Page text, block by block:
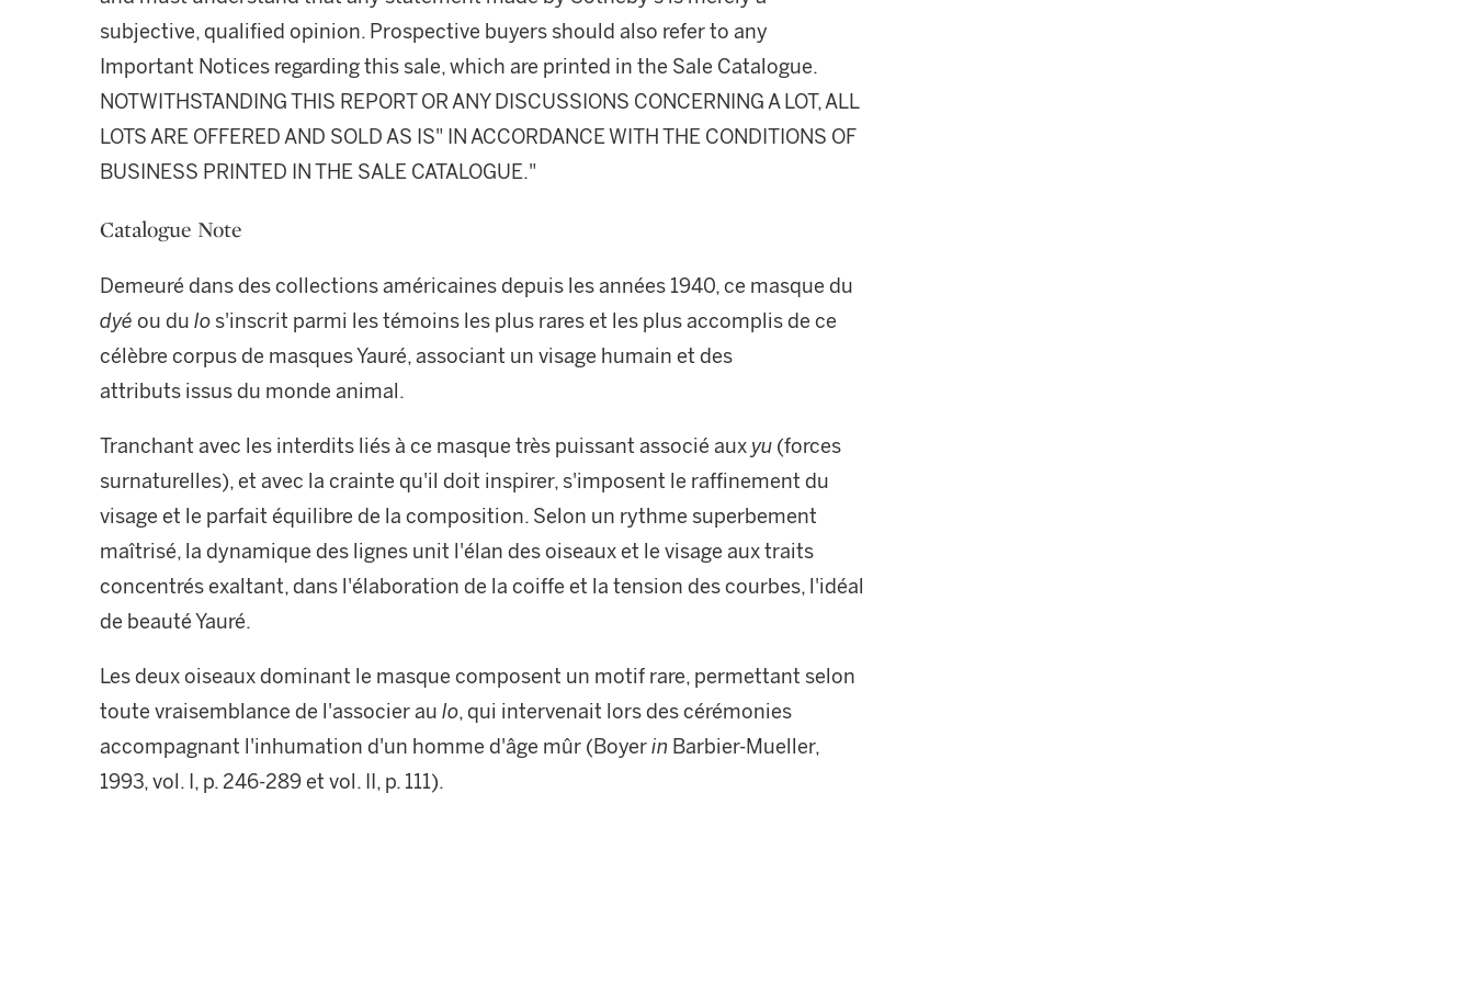
subjective, qualified opinion. Prospective buyers should also refer to any
Important Notices regarding this sale, which are printed in the Sale Catalogue.
NOTWITHSTANDING THIS REPORT OR ANY DISCUSSIONS CONCERNING A LOT, ALL
LOTS ARE OFFERED AND SOLD AS IS" IN ACCORDANCE WITH THE CONDITIONS OF
BUSINESS PRINTED IN THE SALE CATALOGUE."
Catalogue Note
Demeuré dans des collections américaines depuis les années 1940, ce masque du
dyé ou du lo s'inscrit parmi les témoins les plus rares et les plus accomplis de ce
célèbre corpus de masques Yauré, associant un visage humain et des
attributs issus du monde animal.
Tranchant avec les interdits liés à ce masque très puissant associé aux yu (forces
surnaturelles), et avec la crainte qu'il doit inspirer, s'imposent le raffinement du
visage et le parfait équilibre de la composition. Selon un rythme superbement
maîtrisé, la dynamique des lignes unit l'élan des oiseaux et le visage aux traits
concentrés exaltant, dans l'élaboration de la coiffe et la tension des courbes, l'idéal
de beauté Yauré.
Les deux oiseaux dominant le masque composent un motif rare, permettant selon
toute vraisemblance de l'associer au lo, qui intervenait lors des cérémonies
accompagnant l'inhumation d'un homme d'âge mûr (Boyerin Barbier-Mueller,
1993, vol. I, p. 246-289 et vol. II, p. 111).